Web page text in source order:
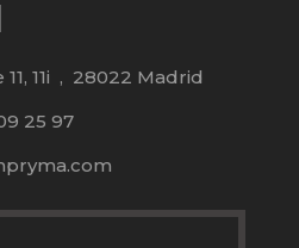
11i , 28022 Madrid
25 97